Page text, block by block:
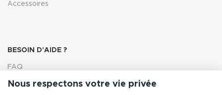
Accessoires
BESOIN D'AIDE ?
FAQ
Lexique
Nous respectons votre vie privée